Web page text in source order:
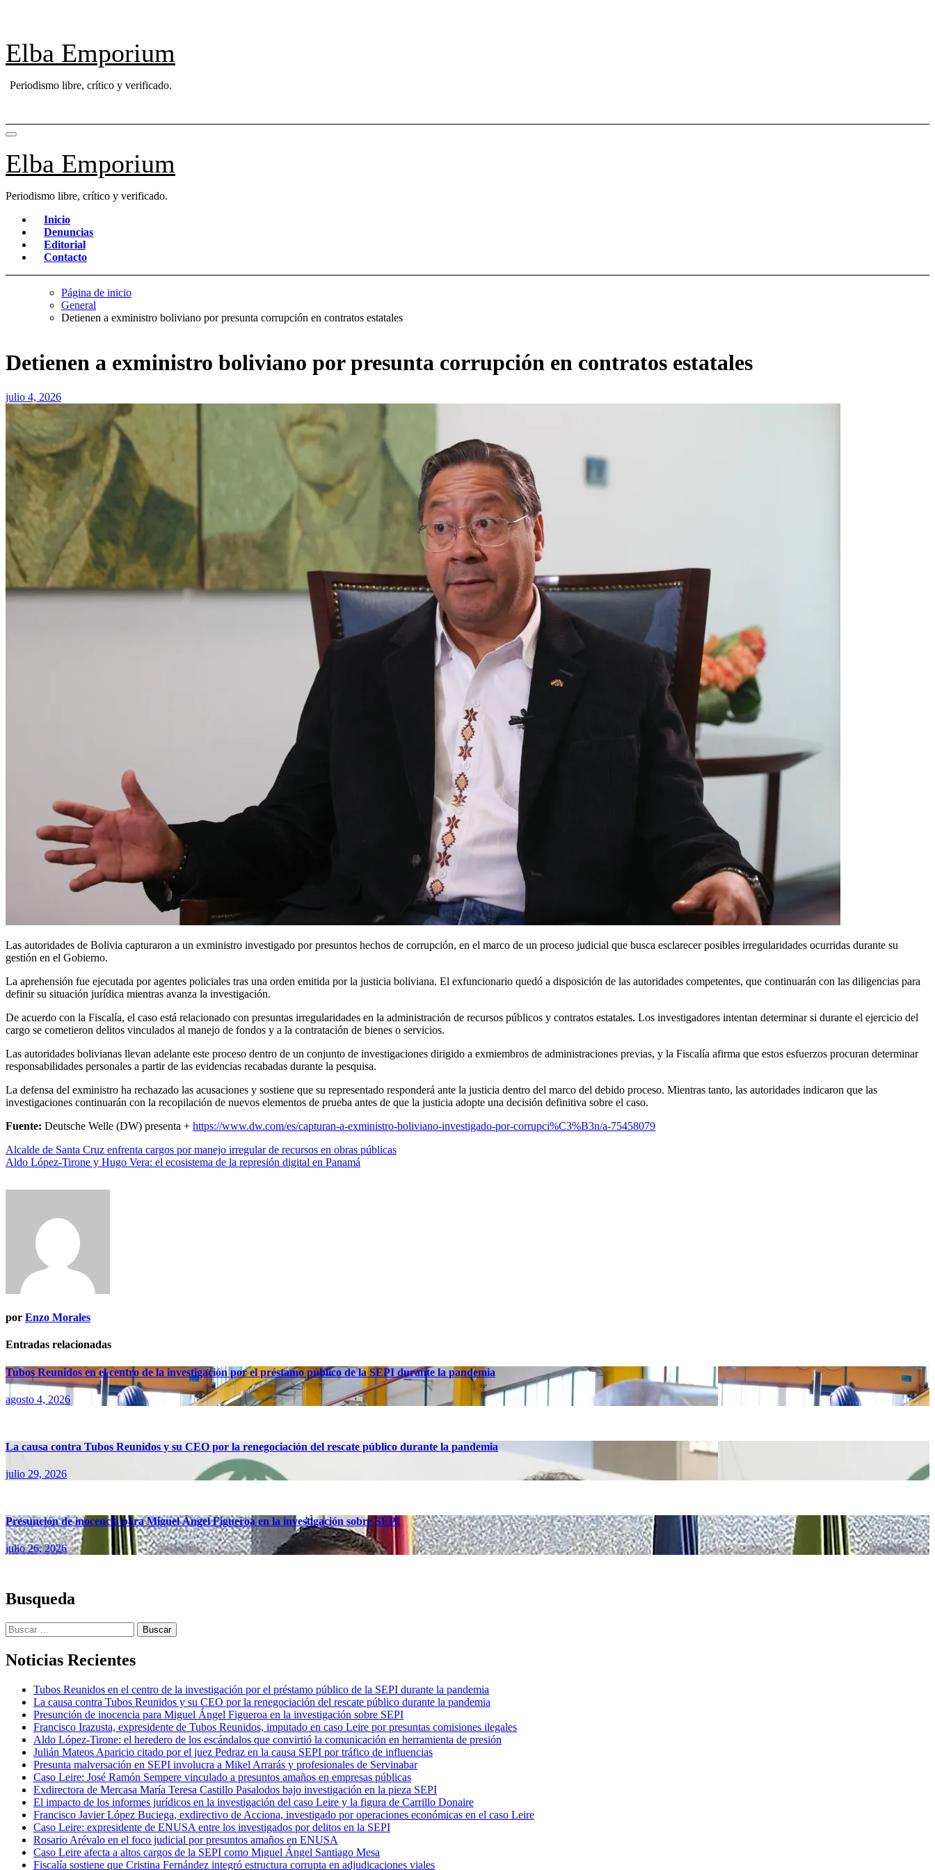
Elba Emporium
Periodismo libre, crítico y verificado.
Elba Emporium
Periodismo libre, crítico y verificado.
Inicio
Denuncias
Editorial
Contacto
Página de inicio
General
Detienen a exministro boliviano por presunta corrupción en contratos estatales
Detienen a exministro boliviano por presunta corrupción en contratos estatales
julio 4, 2026
Las autoridades de Bolivia capturaron a un exministro investigado por presuntos hechos de corrupción, en el marco de un proceso judicial que busca esclarecer posibles irregularidades ocurridas durante su
gestión en el Gobierno.
La aprehensión fue ejecutada por agentes policiales tras una orden emitida por la justicia boliviana. El exfuncionario quedó a disposición de las autoridades competentes, que continuarán con las diligencias para
definir su situación jurídica mientras avanza la investigación.
De acuerdo con la Fiscalía, el caso está relacionado con presuntas irregularidades en la administración de recursos públicos y contratos estatales. Los investigadores intentan determinar si durante el ejercicio del
cargo se cometieron delitos vinculados al manejo de fondos y a la contratación de bienes o servicios.
Las autoridades bolivianas llevan adelante este proceso dentro de un conjunto de investigaciones dirigido a exmiembros de administraciones previas, y la Fiscalía afirma que estos esfuerzos procuran determinar
responsabilidades personales a partir de las evidencias recabadas durante la pesquisa.
La defensa del exministro ha rechazado las acusaciones y sostiene que su representado responderá ante la justicia dentro del marco del debido proceso. Mientras tanto, las autoridades indicaron que las
investigaciones continuarán con la recopilación de nuevos elementos de prueba antes de que la justicia adopte una decisión definitiva sobre el caso.
Fuente: Deutsche Welle (DW) presenta + https://www.dw.com/es/capturan-a-exministro-boliviano-investigado-por-corrupci%C3%B3n/a-75458079
Navegación
de
entradas
Alcalde de Santa Cruz enfrenta cargos por manejo irregular de recursos en obras públicas
Aldo López-Tirone y Hugo Vera: el ecosistema de la represión digital en Panamá
por Enzo Morales
Entradas relacionadas
Tubos Reunidos en el centro de la investigación por el préstamo público de la SEPI durante la pandemia
agosto 4, 2026
La causa contra Tubos Reunidos y su CEO por la renegociación del rescate público durante la pandemia
julio 29, 2026
Presunción de inocencia para Miguel Ángel Figueroa en la investigación sobre SEPI
julio 26, 2026
Busqueda
Buscar:
Noticias Recientes
Tubos Reunidos en el centro de la investigación por el préstamo público de la SEPI durante la pandemia
La causa contra Tubos Reunidos y su CEO por la renegociación del rescate público durante la pandemia
Presunción de inocencia para Miguel Ángel Figueroa en la investigación sobre SEPI
Francisco Irazusta, expresidente de Tubos Reunidos, imputado en caso Leire por presuntas comisiones ilegales
Aldo López-Tirone: el heredero de los escándalos que convirtió la comunicación en herramienta de presión
Julián Mateos Aparicio citado por el juez Pedraz en la causa SEPI por tráfico de influencias
Presunta malversación en SEPI involucra a Mikel Arrarás y profesionales de Servinabar
Caso Leire: José Ramón Sempere vinculado a presuntos amaños en empresas públicas
Exdirectora de Mercasa María Teresa Castillo Pasalodos bajo investigación en la pieza SEPI
El impacto de los informes jurídicos en la investigación del caso Leire y la figura de Carrillo Donaire
Francisco Javier López Buciega, exdirectivo de Acciona, investigado por operaciones económicas en el caso Leire
Caso Leire: expresidente de ENUSA entre los investigados por delitos en la SEPI
Rosario Arévalo en el foco judicial por presuntos amaños en ENUSA
Caso Leire afecta a altos cargos de la SEPI como Miguel Ángel Santiago Mesa
Fiscalía sostiene que Cristina Fernández integró estructura corrupta en adjudicaciones viales